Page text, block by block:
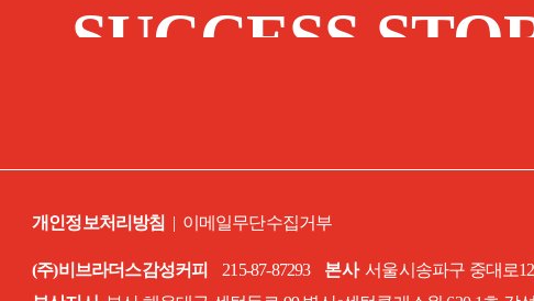
SUCCESS
개인정보처리방침 | 이메일무단수집거부
(주)비브라더스감성커피 215-87-87293 본사서울시송파구 중대로